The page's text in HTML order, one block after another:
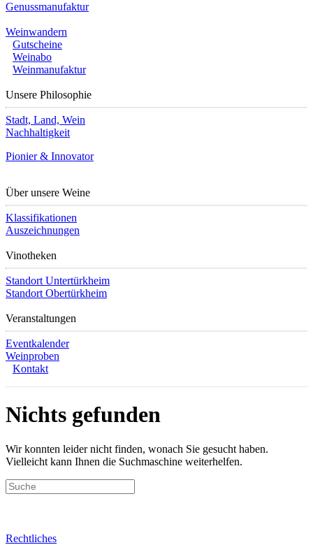
Genussmanufaktur
Weinwandern
Gutscheine
Weinabo
Weinmanufaktur
Unsere Philosophie
Stadt, Land, Wein
Nachhaltigkeit
Pionier & Innovator
Über unsere Weine
Klassifikationen
Auszeichnungen
Vinotheken
Standort Untertürkheim
Standort Obertürkheim
Veranstaltungen
Eventkalender
Weinproben
Kontakt
Nichts gefunden
Wir konnten leider nicht finden, wonach Sie gesucht haben.
Vielleicht kann Ihnen die Suchmaschine weiterhelfen.
Rechtliches